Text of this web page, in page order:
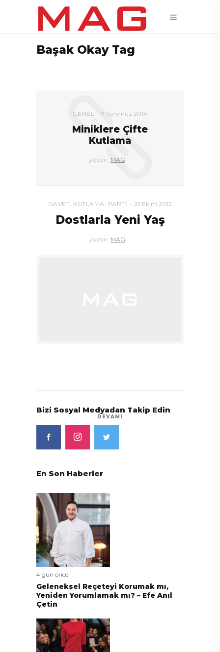
Başak Okay Tag
GENEL 7 Temmuz 2014
Miniklere Çifte
Kutlama
yazan: MAG
DAVET, KUTLAMA, PARTI 25 Ekim 2012
Dostlarla Yeni Yaş
yazan: MAG
DEVAMI
Bizi Sosyal Medyadan Takip Edin
En Son Haberler
4 gün önce
Geleneksel Reçeteyi Korumak mı,
Yeniden Yorumlamak mı? – Efe Anıl
Çetin